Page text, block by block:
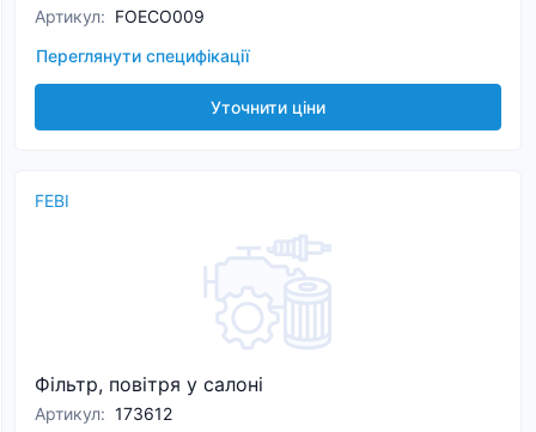
Артикул: FOECO009
Переглянути специфікації
Уточнити ціни
FEBI
Фільтр, повітря у салоні
Артикул: 173612